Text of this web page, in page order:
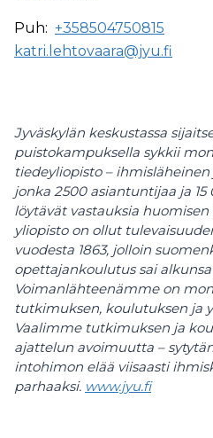
Puh: +358504750815
katri.lehtovaara@jyu.fi
Jyväskylän keskustassa
puistokampuksella sykkii
tiedeyliopisto –
jonka 2500 asiantuntijaa ja
löytävät vastauksia
yliopisto on ollut
vuodesta 1863, jolloin
opettajankoulutus sai
Voimanlähteenämme on
tutkimuksen, koulutuksen ja
Vaalimme tutkimuksen ja
ajattelun avoimuutta –
intohimon elää viisaasti
parhaaksi. www.jyu.fi